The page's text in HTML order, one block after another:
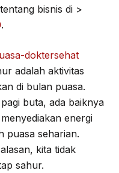
e
o
t
r
e
a
bisnis di >
.
adalah aktivitas
di bulan puasa.
buta, ada baiknya
energi
puasa seharian.
kita tidak
sahur.